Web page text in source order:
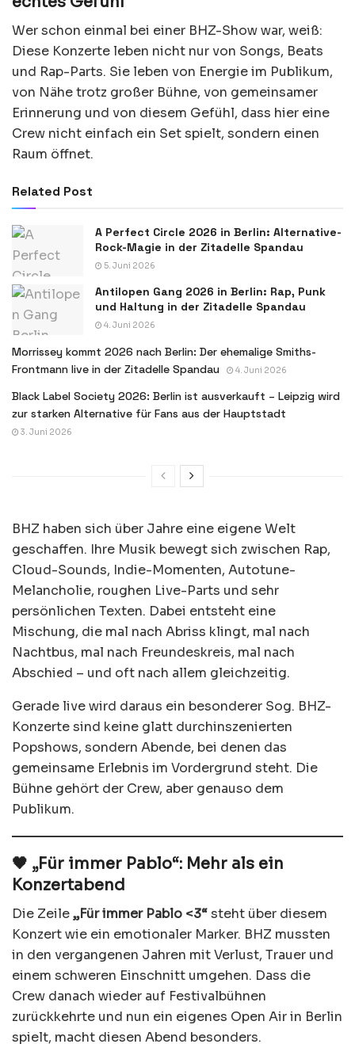
Wer schon einmal bei einer BHZ-Show war, weiß:
Diese Konzerte leben nicht nur von Songs, Beats
und Rap-Parts. Sie leben von Energie im Publikum,
von Nähe trotz großer Bühne, von gemeinsamer
Erinnerung und von diesem Gefühl, dass hier eine
Crew nicht einfach ein Set spielt, sondern einen
Raum öffnet.
Related Post
A Perfect Circle 2026 in Berlin: Alternative-
Rock-Magie in der Zitadelle Spandau
5. Juni 2026
Antilopen Gang 2026 in Berlin: Rap, Punk
und Haltung in der Zitadelle Spandau
4. Juni 2026
Morrissey kommt 2026 nach Berlin: Der ehemalige Smiths-
Frontmann live in der Zitadelle Spandau
4. Juni 2026
Black Label Society 2026: Berlin ist ausverkauft – Leipzig wird
zur starken Alternative für Fans aus der Hauptstadt
3. Juni 2026
BHZ haben sich über Jahre eine eigene Welt
geschaffen. Ihre Musik bewegt sich zwischen Rap,
Cloud-Sounds, Indie-Momenten, Autotune-
Melancholie, roughen Live-Parts und sehr
persönlichen Texten. Dabei entsteht eine
Mischung, die mal nach Abriss klingt, mal nach
Nachtbus, mal nach Freundeskreis, mal nach
Abschied – und oft nach allem gleichzeitig.
Gerade live wird daraus ein besonderer Sog. BHZ-
Konzerte sind keine glatt durchinszenierten
Popshows, sondern Abende, bei denen das
gemeinsame Erlebnis im Vordergrund steht. Die
Bühne gehört der Crew, aber genauso dem
Publikum.
🖤 „Für immer Pablo“: Mehr als ein
Konzertabend
Die Zeile„Für immer Pablo <3“steht über diesem
Konzert wie ein emotionaler Marker. BHZ mussten
in den vergangenen Jahren mit Verlust, Trauer und
einem schweren Einschnitt umgehen. Dass die
Crew danach wieder auf Festivalbühnen
zurückkehrte und nun ein eigenes Open Air in Berlin
spielt, macht diesen Abend besonders.